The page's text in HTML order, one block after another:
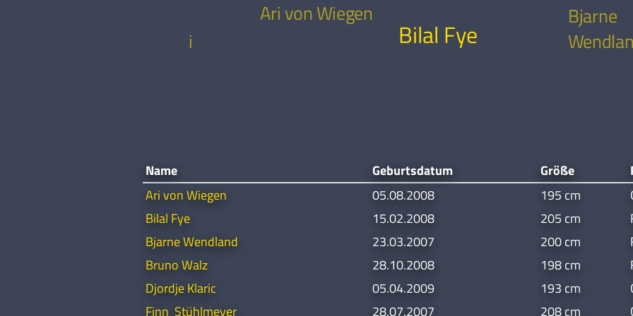
Stojanovski
Ari von Wiegen
Bilal Fye
Bjarne
Name Geburtsdatum Größe
Ari von Wiegen
05.08.2008 195 cm
Bilal Fye
15.02.2008 205 cm
Bjarne Wendland
23.03.2007 200 cm
Bruno Walz
28.10.2008 198 cm
Djordje Klaric
05.04.2009 193 cm
Finn Stühlmeyer
28.07.2007 208 cm